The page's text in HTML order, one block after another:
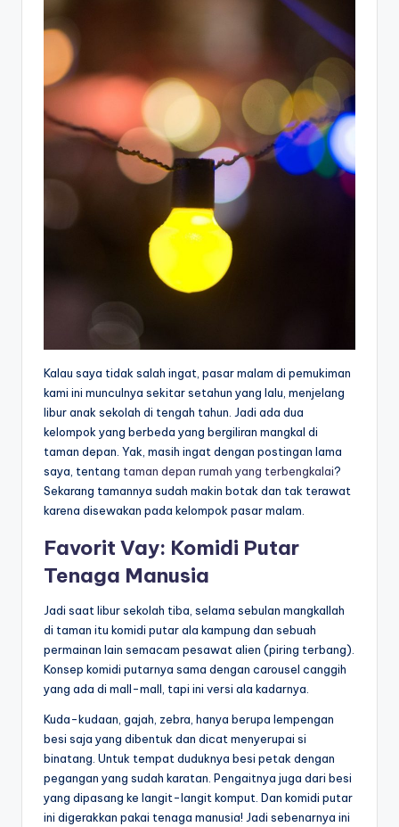
Kalau saya tidak salah ingat, pasar malam di pemukiman
kami ini munculnya sekitar setahun yang lalu, menjelang
libur anak sekolah di tengah tahun. Jadi ada dua
kelompok yang berbeda yang bergiliran mangkal di
taman depan. Yak, masih ingat dengan postingan lama
saya, tentang taman depan rumah yang terbengkalai?
Sekarang tamannya sudah makin botak dan tak terawat
karena disewakan pada kelompok pasar malam.
Favorit Vay: Komidi Putar
Tenaga Manusia
Jadi saat libur sekolah tiba, selama sebulan mangkallah
di taman itu komidi putar ala kampung dan sebuah
permainan lain semacam pesawat alien (piring terbang).
Konsep komidi putarnya sama dengan carousel canggih
yang ada di mall-mall, tapi ini versi ala kadarnya.
Kuda-kudaan, gajah, zebra, hanya berupa lempengan
besi saja yang dibentuk dan dicat menyerupai si
binatang. Untuk tempat duduknya besi petak dengan
pegangan yang sudah karatan. Pengaitnya juga dari besi
yang dipasang ke langit-langit komput. Dan komidi putar
ini digerakkan pakai tenaga manusia! Jadi sebenarnya ini